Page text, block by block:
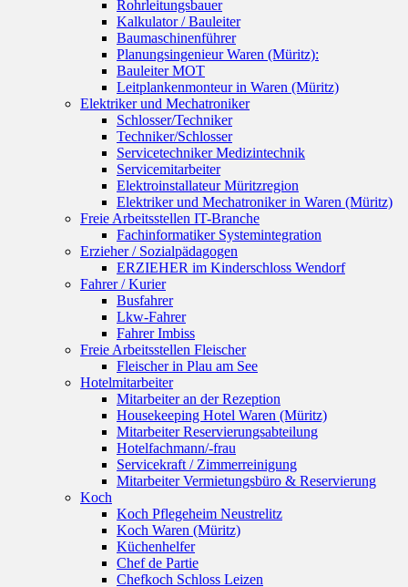
Rohrleitungsbauer
Kalkulator / Bauleiter
Baumaschinenführer
Planungsingenieur Waren (Müritz):
Bauleiter MOT
Leitplankenmonteur in Waren (Müritz)
Elektriker und Mechatroniker
Schlosser/Techniker
Techniker/Schlosser
Servicetechniker Medizintechnik
Servicemitarbeiter
Elektroinstallateur Müritzregion
Elektriker und Mechatroniker in Waren (Müritz)
Freie Arbeitsstellen IT-Branche
Fachinformatiker Systemintegration
Erzieher / Sozialpädagogen
ERZIEHER im Kinderschloss Wendorf
Fahrer / Kurier
Busfahrer
Lkw-Fahrer
Fahrer Imbiss
Freie Arbeitsstellen Fleischer
Fleischer in Plau am See
Hotelmitarbeiter
Mitarbeiter an der Rezeption
Housekeeping Hotel Waren (Müritz)
Mitarbeiter Reservierungsabteilung
Hotelfachmann/-frau
Servicekraft / Zimmerreinigung
Mitarbeiter Vermietungsbüro & Reservierung
Koch
Koch Pflegeheim Neustrelitz
Koch Waren (Müritz)
Küchenhelfer
Chef de Partie
Chefkoch Schloss Leizen